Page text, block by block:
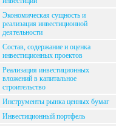
Экономическая сущность и
реализация инвестиционной
деятельности
Состав, содержание и оценка
инвестиционных проектов
Реализация инвестиционных
вложений в капитальное
строительство
Инструменты рынка ценных бумаг
Инвестиционный портфель